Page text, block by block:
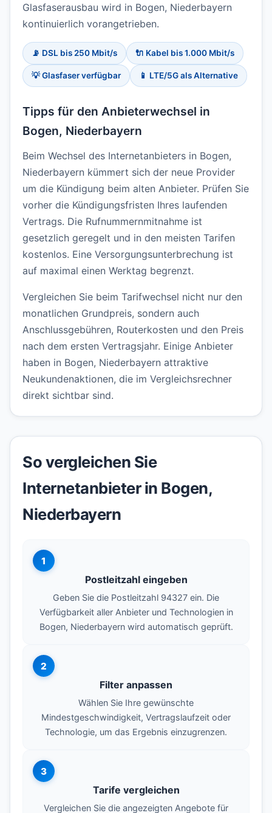
Glasfaserausbau wird in Bogen, Niederbayern
kontinuierlich vorangetrieben.
📡 DSL bis 250 Mbit/s 🔌 Kabel bis 1.000 Mbit/s
💡 Glasfaser verfügbar 📱 LTE/5G als Alternative
Tipps für den Anbieterwechsel in
Bogen, Niederbayern
Beim Wechsel des Internetanbieters in Bogen,
Niederbayern kümmert sich der neue Provider
um die Kündigung beim alten Anbieter. Prüfen Sie
vorher die Kündigungsfristen Ihres laufenden
Vertrags. Die Rufnummernmitnahme ist
gesetzlich geregelt und in den meisten Tarifen
kostenlos. Eine Versorgungsunterbrechung ist
auf maximal einen Werktag begrenzt.
Vergleichen Sie beim Tarifwechsel nicht nur den
monatlichen Grundpreis, sondern auch
Anschlussgebühren, Routerkosten und den Preis
nach dem ersten Vertragsjahr. Einige Anbieter
haben in Bogen, Niederbayern attraktive
Neukundenaktionen, die im Vergleichsrechner
direkt sichtbar sind.
So vergleichen Sie
Internetanbieter in Bogen,
Niederbayern
1
Postleitzahl eingeben
Geben Sie die Postleitzahl 94327 ein. Die
Verfügbarkeit aller Anbieter und Technologien in
Bogen, Niederbayern wird automatisch geprüft.
2
Filter anpassen
Wählen Sie Ihre gewünschte
Mindestgeschwindigkeit, Vertragslaufzeit oder
Technologie, um das Ergebnis einzugrenzen.
3
Tarife vergleichen
Vergleichen Sie die angezeigten Angebote für